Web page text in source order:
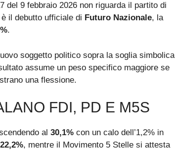
del 9 febbraio 2026 non riguarda il partito di
il debutto ufficiale di Futuro Nazionale, la
.
soggetto politico sopra la soglia simbolica
assume un peso specifico maggiore se
una flessione.
FDI, PD E M5S
al 30,1% con un calo dell’1,2% in
22,2%, mentre il Movimento 5 Stelle si attesta